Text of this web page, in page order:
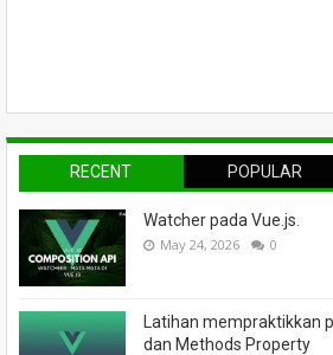
RECENT POPULAR
Watcher pada Vue.js.
May 24, 2026 0
Latihan mempraktikkan
dan Methods Property